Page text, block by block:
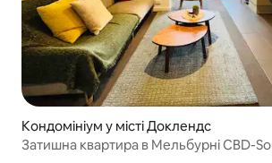
Кондомініум у місті Доклендс
Затишна квартира в Мельбурні CBD-